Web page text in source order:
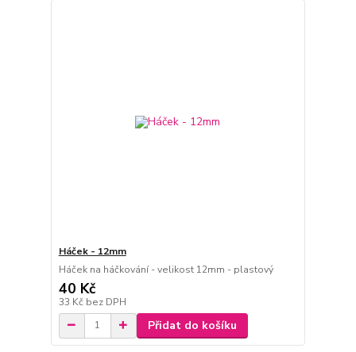
Háček - 12mm
Háček na háčkování - velikost 12mm - plastový
40 Kč
33 Kč bez DPH
Přidat do košíku